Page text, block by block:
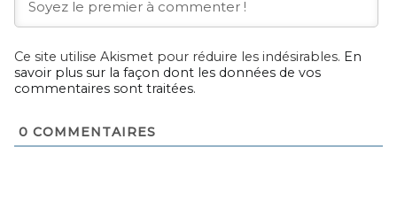
Ce site utilise Akismet pour réduire les indésirables. En
savoir plus sur la façon dont les données de vos
commentaires sont traitées.
0 COMMENTAIRES